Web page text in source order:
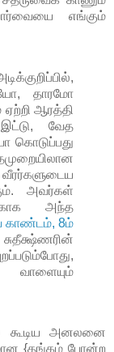
எங்கும்
தாரமோ
ஏற்றி ஆரத்தி
வேத
கொடுப்பது
அவர்கள்
அந்த
8ம்
கூடிய அனலனை
{தங்கம் போன்ற